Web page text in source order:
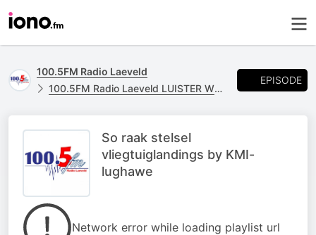
100.5FM Radio Laeveld
100.5FM Radio Laeveld LUISTER WEER
EPISODE
So raak stelsel
vliegtuiglandings by KMI-
lughawe
Network error while loading playlist url